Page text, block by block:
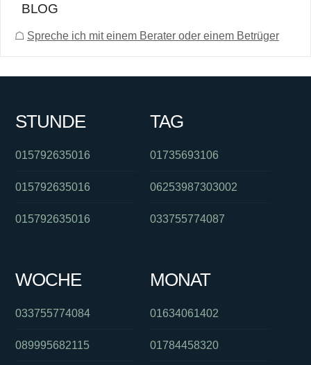
BLOG
☖ Spreche ich mit einem Berater oder einem Betrüger
STUNDE
015792635016
015792635016
015792635016
TAG
01735693106
06253987303002
033755774087
WOCHE
033755774084
089995682115
MONAT
01634061402
01784458320